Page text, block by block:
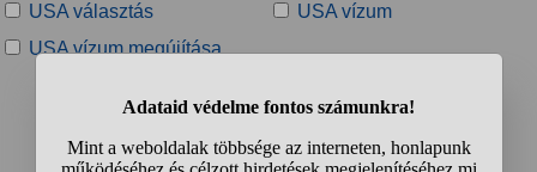
USA választás
USA vízum
USA vízum megújítása
Talált kérdések:
1 2 3 4 ❯ ❯❯